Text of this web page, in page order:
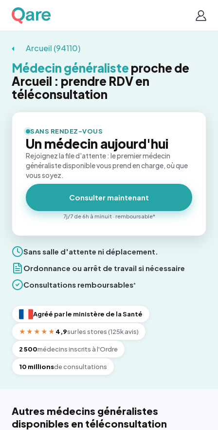
Arcueil (94110)
Médecin généraliste proche de
Arcueil : prendre RDV en
téléconsultation
Sans salle d'attente ni déplacement.
Ordonnance ou arrêt de travail si nécessaire
Consultations remboursables*
Agréé par le ministère de la Santé
★★★★★ 4,9sur les stores (125k avis)
2 500médecins inscrits à l'Ordre
10 millionsde consultations
SANS RENDEZ-VOUS
Un médecin aujourd'hui
Rejoignez la file d'attente : le premier médecin
généraliste disponible vous prend en charge, où que
vous soyez.
Consulter maintenant
7j/7 de 6h à minuit · remboursable*
Autres médecins généralistes
disponibles en téléconsultation